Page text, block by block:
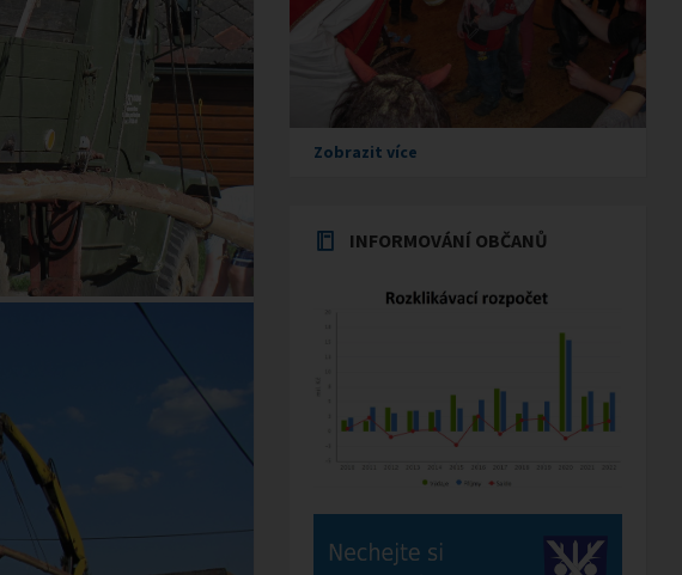
Zobrazit více
INFORMOVÁNÍ OBČANŮ